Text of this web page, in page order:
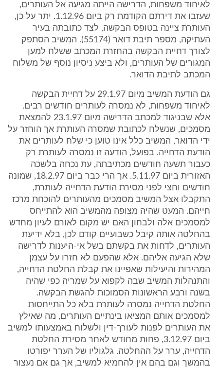
לאיחוד משפחות, הדרישה הייתה מגיעה אל העותרים,
שעזבו את דירתם הקודמת רק ביום 1.12.96. יתר על כן,
העותרת ציינה בטופס הבקשה, לצד כתובתה בעיר
העתיקה, מספר תיבת דואר (55174). המשיב הסתפק
לצורך דחיית הבקשה בהחזרת המכתב ששלח למען
המגורים של העותרים, ולא ביצע ניסיון נוסף של משלוח
המכתב לתיבת הדואר.
גם הודעת המשיב מיום 29.1.97 על דחיית הבקשה
לאיחוד משפחות, לא נמסרה לעותרים חודשים רבים.
אלא שבניגוד למכתב הדרישה מיום 23.1.97 להמצאת
מסמכים, שנשלח לכתובת שמסרה העותרת אך הוחזר על
ידי הדואר, המשיב כלל אינו טוען כי שלח לעותרים את
הודעת הדחייה. בפועל, הודעה זו נמסרה לעותרת רק
כעבור תשעה חודשים מכתיבתה, עת נכחה בלשכה
האזורית ביום 5.11.97. אך הרי כבר ביום 18.2.97, שמונה
חודשים וחצי לפני מסירת הודעת הדחייה לעותרת,
התקבלו אצל המשיב מסמכים מהעותרים להוכחת מרכז
חייהם. המעט שהיה מצופה מהמשיב הוא להתייחס
למסמכים אלה ולבחון האם יש מקום לאורם לעיון מחדש
בהחלטה אותה קיבל כשבועיים קודם לכן, בלא ידיעת
העותרים, לדחות את בקשתם בשל אי-היענות לדרישה
שלא הגיעה אליהם. אלא שהפעם לא חזרו על עצמן
המהירות והיעילות שאפיינו את קבלת החלטת הדחייה,
והתנהלות המשיב שבה לקפוא על שמריה כפי שהיה
בשנה ורבע הראשונות הסמוכות להגשת הבקשה.
החלטת הדחייה נמסרה לעותרת בלא כל התייחסות
למסמכים אותם המציאו בינתיים העותרים, מה שאילץ
את העותרים לפנות לעורך-דין ולשלוח באמצעותו למשיב
ביום 3.12.97, פחות מחודש לאחר מסירת החלטת
הדחייה, ערר על ההחלטה. גלגוליו של הערר יפורטו
בהמשך וגם בהם אין להחמיא למשיב, אך גם אם נעצור